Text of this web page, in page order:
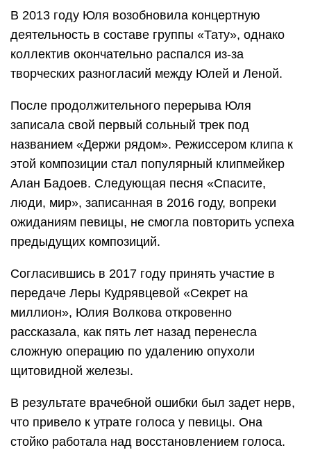
В 2013 году Юля возобновила концертную
деятельность в составе группы «Тату», однако
коллектив окончательно распался из-за
творческих разногласий между Юлей и Леной.
После продолжительного перерыва Юля
записала свой первый сольный трек под
названием «Держи рядом». Режиссером клипа к
этой композиции стал популярный клипмейкер
Алан Бадоев. Следующая песня «Спасите,
люди, мир», записанная в 2016 году, вопреки
ожиданиям певицы, не смогла повторить успеха
предыдущих композиций.
Согласившись в 2017 году принять участие в
передаче Леры Кудрявцевой «Секрет на
миллион», Юлия Волкова откровенно
рассказала, как пять лет назад перенесла
сложную операцию по удалению опухоли
щитовидной железы.
В результате врачебной ошибки был задет нерв,
что привело к утрате голоса у певицы. Она
стойко работала над восстановлением голоса.